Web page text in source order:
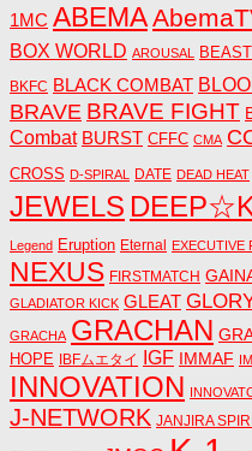
1MC ABEMA
BOX WORLD AROUSAL BEAST
BKFC BLACK COMBAT
BRAVE BRAVE FIGHT
Combat BURST CFFC CMA
CROSS D-SPIRAL DATE DEAD HEAT
JEWELS
Legend Eruption Eternal EXECUTIVE
NEXUS FIRSTMATCH
GLADIATOR KICK GLEAT
GRACHA GRACHAN
HOPE IBFムエタイ IGF IMMAF
INNOVATION
J-NETWORK JANJIRA